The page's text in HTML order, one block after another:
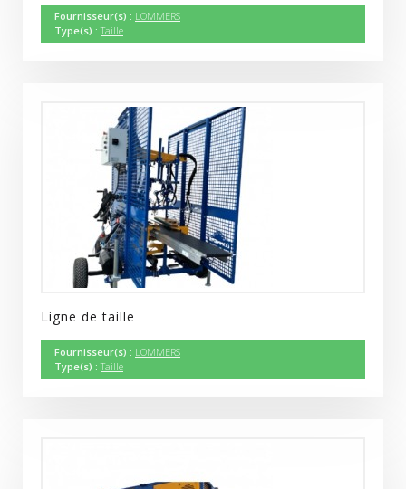
Fournisseur(s) : LOMMERS
Type(s) :Taille
Ligne de taille
Fournisseur(s) : LOMMERS
Type(s) :Taille